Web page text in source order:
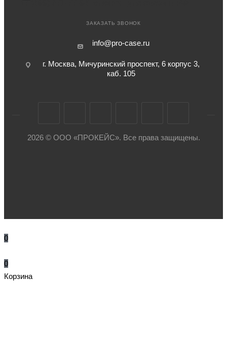
ЗАКАЗАТЬ ЗВОНОК
info@pro-case.ru
г. Москва, Мичуринский проспект, 6 корпус 3,
каб. 105
2026 © ООО «ПРОКЕЙС». Все права защищены.
0
0
Корзина